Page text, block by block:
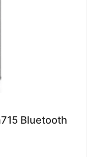
Bluetooth